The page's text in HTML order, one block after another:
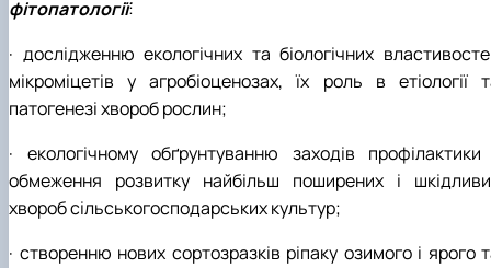
фітопатології:
· дослідженню екологічних та біологічних
мікроміцетів у агробіоценозах, їх роль в етіології
патогенезі хвороб рослин;
· екологічному обґрунтуванню заходів профілактики
обмежен­ня розвитку найбільш поширених і
хвороб сільськогосподарських культур;
· створенню нових сортозразків ріпаку озимого і ярого